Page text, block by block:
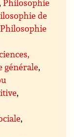
de
Philosophie
générale,
,
,